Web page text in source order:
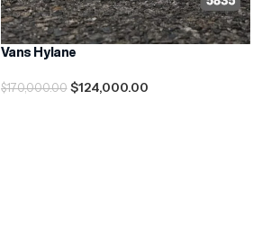
Vans Hylane
$170,000.00 $124,000.00